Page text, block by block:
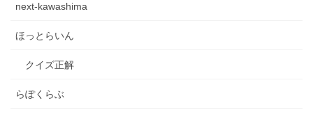
next-kawashima
ほっとらいん
クイズ正解
らぽくらぶ